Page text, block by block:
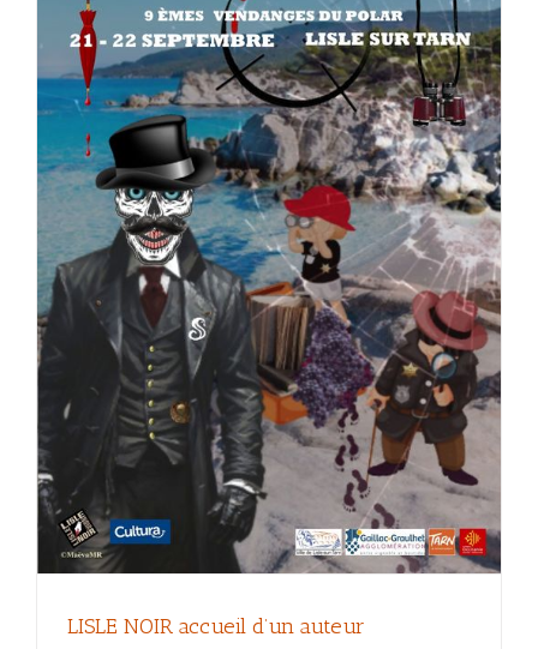
LISLE NOIR accueil d’un auteur